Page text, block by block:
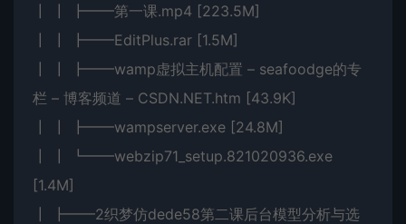
┃ ┃ ┣━━第一课.mp4 [223.5M]
┃ ┃ ┣━━EditPlus.rar [1.5M]
┃ ┃ ┣━━wamp虚拟主机配置 – seafoodge的专
栏 – 博客频道 – CSDN.NET.htm [43.9K]
┃ ┃ ┣━━wampserver.exe [24.8M]
┃ ┃ ┗━━webzip71_setup.821020936.exe
[1.4M]
┃ ┣━━2织梦仿dede58第二课后台模型分析与选